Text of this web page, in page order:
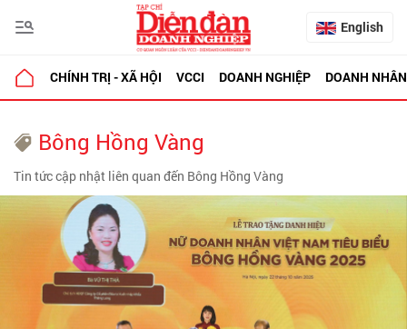
English
CHÍNH TRỊ - XÃ HỘI VCCI DOANH NGHIỆP DOANH NHÂN
Bông Hồng Vàng
Tin tức cập nhật liên quan đến Bông Hồng Vàng